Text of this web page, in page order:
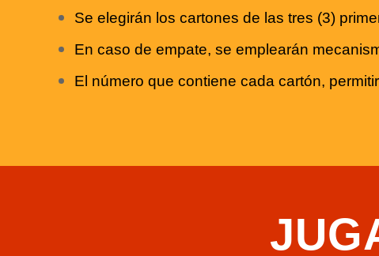
Se elegirán los cartones de las tres (3)
En caso de empate, se emplearán
El número que contiene cada cartón,